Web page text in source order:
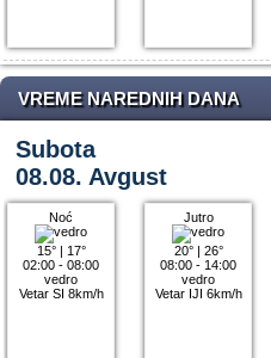
VREME NAREDNIH DANA
Subota
08.08. Avgust
Noć
15°| 17°
02:00 - 08:00
vedro
Vetar SI 8km/h
Jutro
20°| 26°
08:00 - 14:00
vedro
Vetar IJI 6km/h